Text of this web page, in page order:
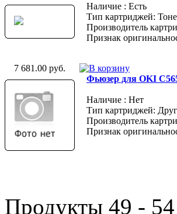
Наличие : Есть
Тип картриджей:
Производитель
Признак
7 681.00 руб.
Фьюзер для OKI
Наличие : Нет
Тип картриджей:
Производитель
Признак
Продукты 49 -